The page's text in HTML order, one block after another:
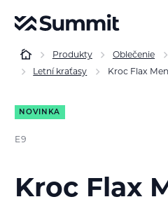
Produkty Oblečenie
Letní kraťasy
Kroc Flax
NOVINKA
E9
Kroc Flax